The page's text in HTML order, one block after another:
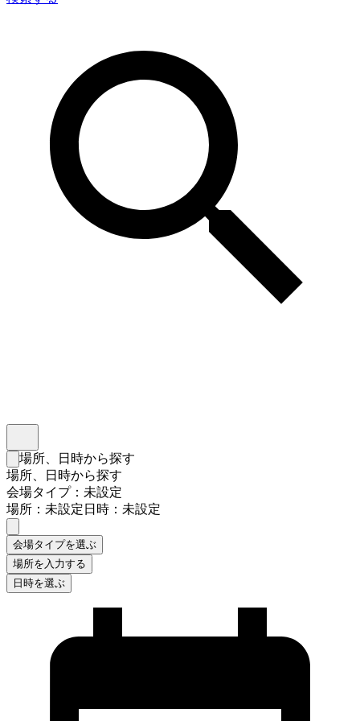
検索フォームを閉じる
場所、日時から探す
場所、日時から探す
会場タイプ：未設定
場所：未設定日時：未設定
会場タイプを選ぶ
場所を入力する
日時を選ぶ